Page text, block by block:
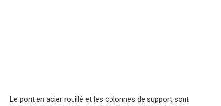
Le pont en acier rouillé et les colonnes de support sont